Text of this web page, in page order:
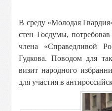
В среду «Молодая
стен Госдумы,
члена «Справедливой
Гудкова. Поводом для
визит народного
для участия в